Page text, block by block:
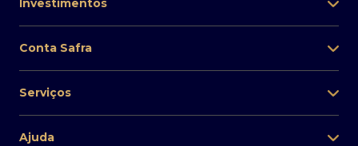
Investimentos
Conta Safra
Serviços
Ajuda